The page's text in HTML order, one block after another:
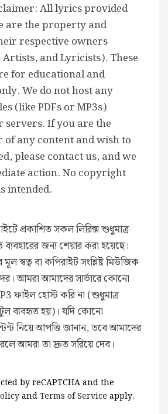
All lyrics provided
are the property and
respective owners
and Lyricists). These
for educational and
We do not host any
(like PDFs or MP3s)
servers. If you are the
any content and wish to
please contact us, and we
action. No copyright
intended.
প্রকাশিত সকল লিরিক্স শুধুমাত্র
ব্যবহারের জন্য শেয়ার করা হয়েছে।
মূল স্বত্ব বা কপিরাইট সংশ্লিষ্ট মিউজিক
আমরা আমাদের সার্ভারে কোনো
ফাইল হোস্ট করি না (শুধুমাত্র
ব্যবহৃত হয়)। যদি কোনো
নিয়ে আপত্তি জানান, তবে আমাদের
আমরা তা দ্রুত সরিয়ে দেব।
by reCAPTCHA and the
andTerms of Service apply.